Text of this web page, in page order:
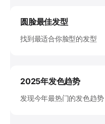
圆脸最佳发型
找到最适合你脸型的发型
2025年发色趋势
发现今年最热门的发色趋势